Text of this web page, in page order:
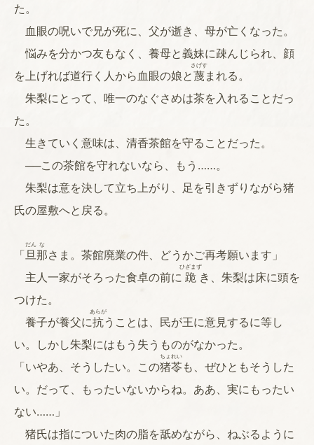
た。
血眼の呪いで兄が死に、父が逝き、母が亡くなった。
悩みを分かつ友もなく、養母と義妹に疎んじられ、顔
を上げれば道行く人から血眼の娘と蔑
さげす
まれる。
朱梨にとって、唯一のなぐさめは茶を入れることだっ
た。
生きていく意味は、清香茶館を守ることだった。
──この茶館を守れないなら、もう……。
朱梨は意を決して立ち上がり、足を引きずりながら猪
氏の屋敷へと戻る。
「旦
だん
那
な
さま。茶館廃業の件、どうかご再考願います」
主人一家がそろった食卓の前に 跪
ひざまず
き、朱梨は床に頭を
つけた。
養子が養父に抗
あらが
うことは、民が王に意見するに等し
い。しかし朱梨にはもう失うものがなかった。
「いやあ、そうしたい。この猪
ちょ
苓
れい
も、ぜひともそうした
い。だって、もったいないからね。ああ、実にもったい
ない……」
猪氏は指についた肉の脂を舐めながら、ねぶるように